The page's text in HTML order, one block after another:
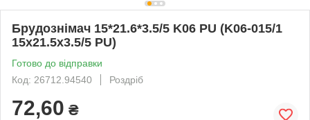
Брудознімач 15*21.6*3.5/5 K06 PU (K06-015/1
15х21.5х3.5/5 PU)
Готово до відправки
Код: 26712.94540
Роздріб
72,60 ₴